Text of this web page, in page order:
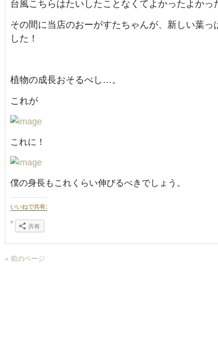
台風こちらはたいしたことなくてよかったよかっ
その間に当店のおーがすたちゃんが、新しい葉
した！
植物の成長おそるべし…。
これが
これに！
僕の身長もこれくらい伸びるべきでしょう。
いいねで共有:
共有
« 前のページ